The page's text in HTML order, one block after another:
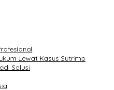
Lewat Kasus Sutrimo
Solusi